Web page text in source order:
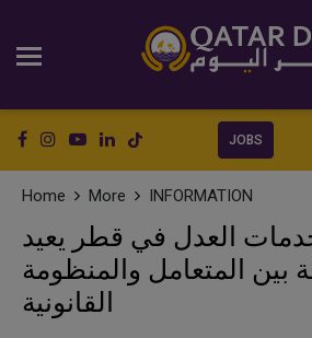
JOBS
Home More INFORMATION
العدل في قطر يعيد
بين المتعامل والمنظومة
القانونية